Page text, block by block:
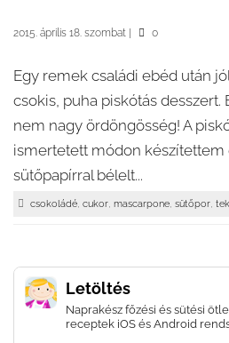
2015. április 18. szombat 0
Egy remek családi ebéd után
csokis, puha piskótás desszert.
nem nagy ördöngösség! A
ismertetett módon készítettem
sütőpapírral bélelt...
csokoládé, cukor, mascarpone, sütőpor,
Letöltés
Naprakész főzési és sütési
receptek iOS és Android